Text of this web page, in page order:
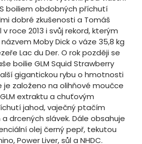
boiliem obdobných příchutí
dobré zkušenosti a Tomáš
v roce 2013 i svůj rekord, kterým
Moby Dick o váze 35,8 kg
Lac du Der. O rok později se
boilie GLM Squid Strawberry
gigantickou rybu o hmotnosti
je založeno na olihňové moučce
extraktu a chuťovým
jahod, vaječný ptačím
drcených slávek. Dále obsahuje
olej černý pepř, tekutou
Power Liver, sůl a NHDC.